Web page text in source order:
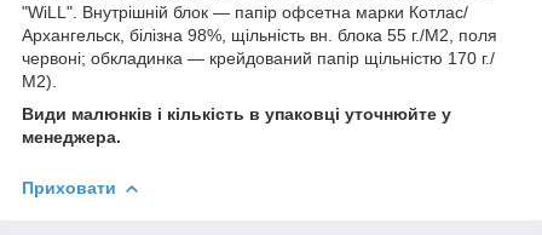
"WiLL". Внутрішній блок — папір офсетна марки Котлас/
Архангельск, білізна 98%, щільність вн. блока 55 г./М2, поля
червоні; обкладинка — крейдований папір щільністю 170 г./
М2).
Види малюнків і кількість в упаковці уточнюйте у
менеджера.
Приховати